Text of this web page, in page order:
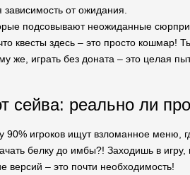
от ожидания.
подсовывают неожиданные
квесты здесь – это просто
же, играть без доната – это целая
сейва: реально ли
90% игроков ищут взломанное меню,
белку до имбы?! Заходишь в
версий – это почти необходимость!